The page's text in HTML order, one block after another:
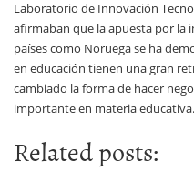
Laboratorio de Innovación
afirmaban que la apuesta por la
países como Noruega se ha
en educación tienen una gran
cambiado la forma de hacer
importante en materia educativa.
Related posts: